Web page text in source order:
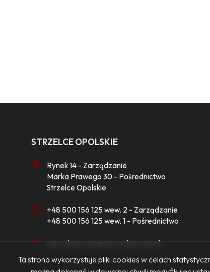
STRZELCE OPOLSKIE
Rynek 14 - Zarządzanie
Marka Prawego 30 - Pośrednictwo
Strzelce Opolskie
+48 500 156 125 wew. 2 - Zarządzanie
+48 500 156 125 wew. 1 - Pośrednictwo
nieruchomosci@zurowska.com.pl
Ta strona wykorzystuje pliki cookies w celach